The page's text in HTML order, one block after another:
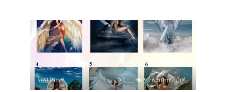
ԹԵՍՏԵՐ 0 1 765դիտում